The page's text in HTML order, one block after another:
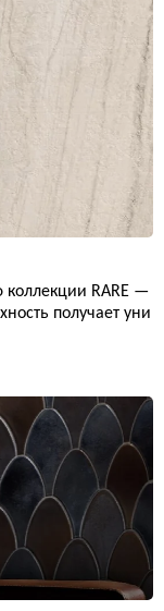
коллекции RARE —
получает уни